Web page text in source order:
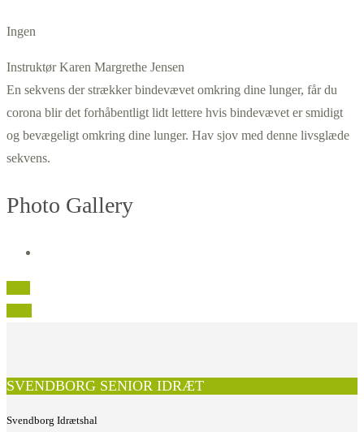
Ingen
Instruktør Karen Margrethe Jensen
En sekvens der strækker bindevævet omkring dine lunger, får du
corona blir det forhåbentligt lidt lettere hvis bindevævet er smidigt
og bevægeligt omkring dine lunger. Hav sjov med denne livsglæde
sekvens.
Photo Gallery
SVENDBORG SENIOR IDRÆT
Svendborg Idrætshal